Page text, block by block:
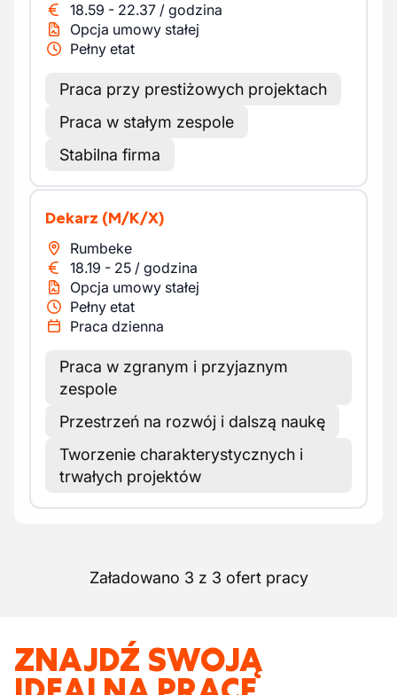
18.59 - 22.37 / godzina
Opcja umowy stałej
Pełny etat
Praca przy prestiżowych projektach
Praca w stałym zespole
Stabilna firma
Dekarz (M/K/X)
Rumbeke
18.19 - 25 / godzina
Opcja umowy stałej
Pełny etat
Praca dzienna
Praca w zgranym i przyjaznym
zespole
Przestrzeń na rozwój i dalszą naukę
Tworzenie charakterystycznych i
trwałych projektów
Załadowano 3 z 3 ofert pracy
ZNAJDŹ SWOJĄ